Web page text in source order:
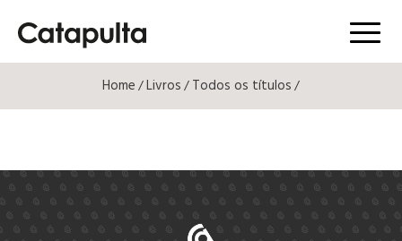
Menú
Home/Livros/Todos os títulos/